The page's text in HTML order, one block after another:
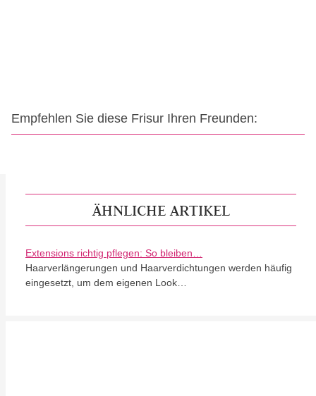
Empfehlen Sie diese Frisur Ihren Freunden:
ÄHNLICHE ARTIKEL
Extensions richtig pflegen: So bleiben…
Haarverlängerungen und Haarverdichtungen werden häufig
eingesetzt, um dem eigenen Look…